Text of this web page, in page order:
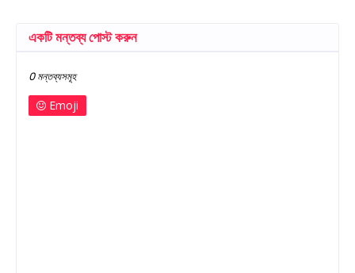
একটি মন্তব্য পোস্ট করুন
0 মন্তব্যসমূহ
Emoji